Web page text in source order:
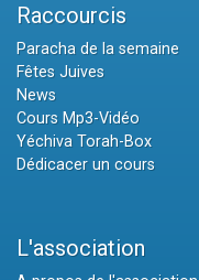
Raccourcis
Paracha de la semaine
Fêtes Juives
News
Cours Mp3-Vidéo
Yéchiva Torah-Box
Dédicacer un cours
L'association